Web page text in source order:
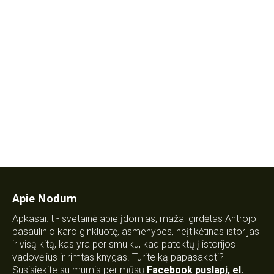
Apie Nodum
Apkasai.lt - svetainė apie įdomias, mažai girdėtas Antrojo
pasaulinio karo ginkluotę, asmenybes, neįtikėtinas istorijas
ir visą kitą, kas yra per smulku, kad patektų į istorijos
vadovėlius ir rimtas knygas. Turite ką papasakoti?
Susisiekite su mumis per mūsų Facebook puslapį, el.